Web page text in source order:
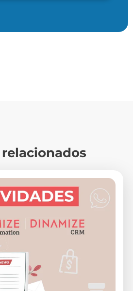
relacionados